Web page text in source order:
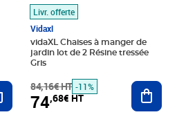
Ajouter au panier
Livr. offerte
Vidaxl
vidaXL Chaises à manger de
jardin lot de 2 Résine tressée
Gris
84,16€ HT -11%
74,68€ HT